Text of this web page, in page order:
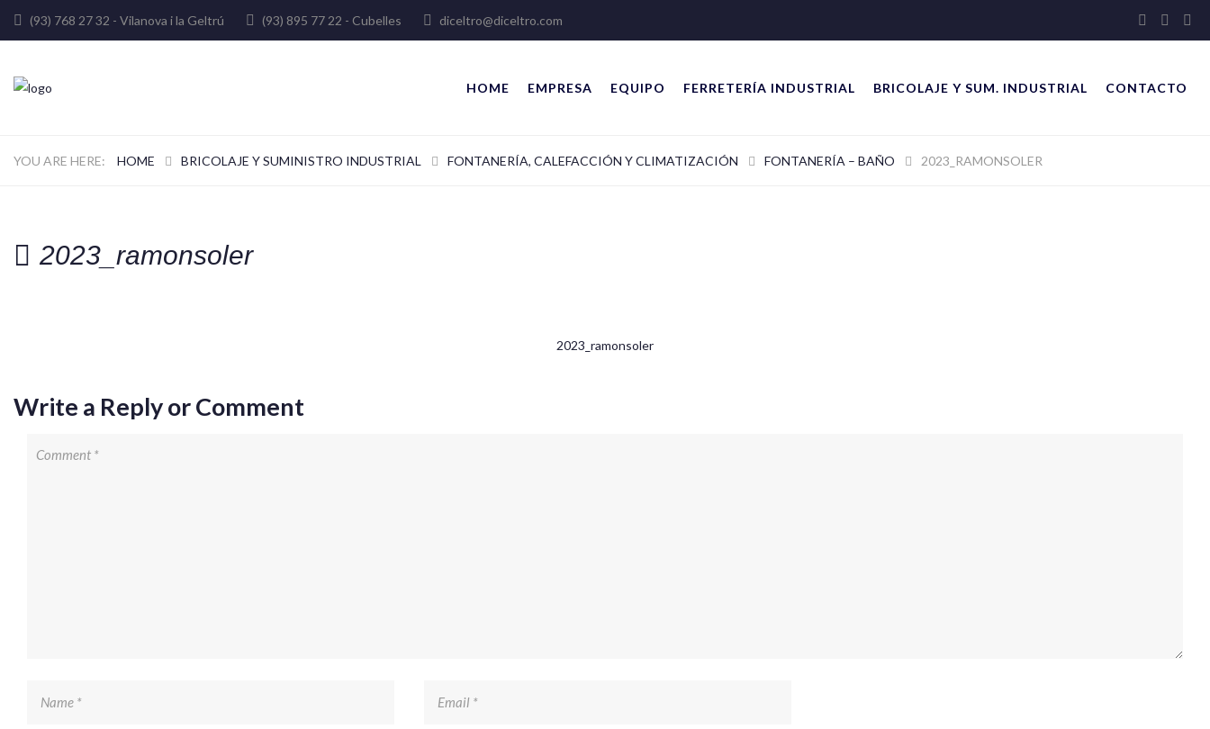
(93) 768 27 32 - Vilanova i la Geltrú (93) 895 77 22 - Cubelles diceltro@diceltro.com
HOME EMPRESA EQUIPO FERRETERÍA INDUSTRIAL BRICOLAJE Y SUM. INDUSTRIAL CONTACTO
HOME BRICOLAJE Y SUMINISTRO INDUSTRIAL FONTANERÍA, CALEFACCIÓN Y CLIMATIZACIÓN FONTANERÍA – BAÑO 2023_RAMONSOLER
2023_ramonsoler
2023_ramonsoler
Write a Reply or Comment